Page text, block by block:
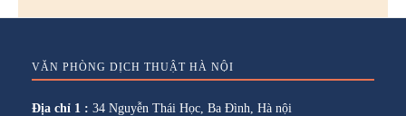
VĂN PHÒNG DỊCH THUẬT HÀ NỘI
Địa chỉ 1 : 34 Nguyễn Thái Học, Ba Đình, Hà nội